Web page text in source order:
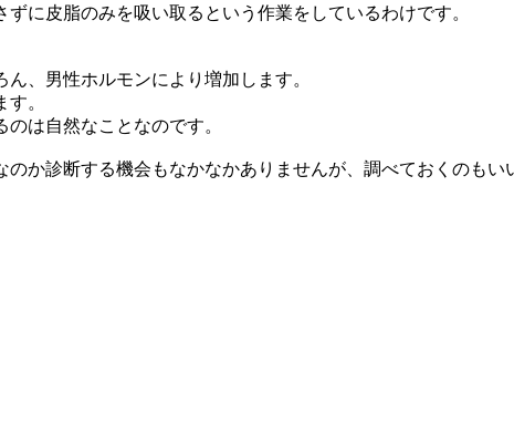
に皮脂のみを吸い取るという作業をしているわけです。
、男性ホルモンにより増加します。
。
は自然なことなのです。
か診断する機会もなかなかありませんが、調べておくのもい